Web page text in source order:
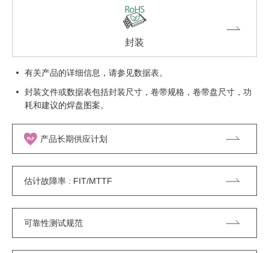
封装
有关产品的详细信息，请参见数据表。
封装文件或数据表包括封装尺寸，卷带规格，卷带盘尺寸，功
耗和建议的焊盘图案。
产品长期供应计划
估计故障率 : FIT/MTTF
可靠性测试规范